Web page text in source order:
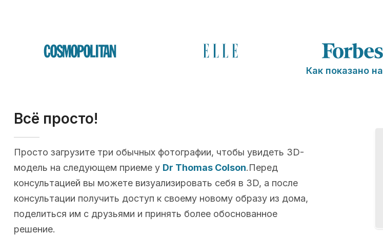
Как показано на
Всё просто!
Просто загрузите три обычных фотографии, чтобы увидеть 3D-
модель на следующем приеме у Dr Thomas Colson.Перед
консультацией вы можете визуализировать себя в 3D, а после
консультации получить доступ к своему новому образу из дома,
поделиться им с друзьями и принять более обоснованное
решение.